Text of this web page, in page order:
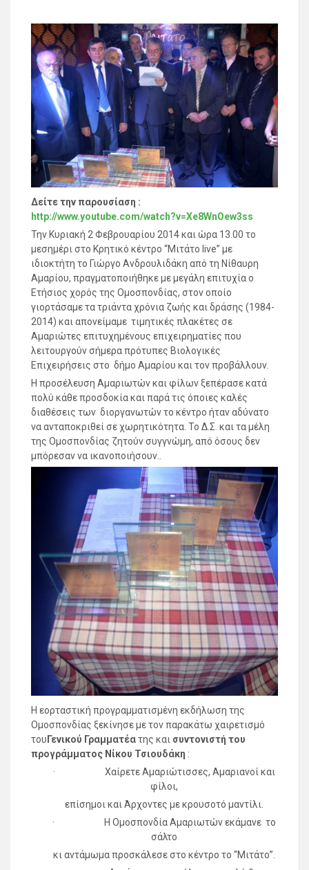
Δείτε την παρουσίαση :
http://www.youtube.com/watch?v=Xe8WnOew3ss
Την Κυριακή 2 Φεβρουαρίου 2014 και ώρα 13.00 το
μεσημέρι στο Κρητικό κέντρο “Μιτάτο live” με
ιδιοκτήτη το Γιώργο Ανδρουλιδάκη από τη Νίθαυρη
Αμαρίου, πραγματοποιήθηκε με μεγάλη επιτυχία ο
Ετήσιος χορός της Ομοσπονδίας, στον οποίο
γιορτάσαμε τα τριάντα χρόνια ζωής και δράσης (1984-
2014) και απονείμαμε τιμητικές πλακέτες σε
Αμαριώτες επιτυχημένους επιχειρηματίες που
λειτουργούν σήμερα πρότυπες Βιολογικές
Επιχειρήσεις στο δήμο Αμαρίου και τον προβάλλουν.
Η προσέλευση Αμαριωτών και φίλων ξεπέρασε κατά
πολύ κάθε προσδοκία και παρά τις όποιες καλές
διαθέσεις των διοργανωτών το κέντρο ήταν αδύνατο
να ανταποκριθεί σε χωρητικότητα. Το Δ.Σ. και τα μέλη
της Ομοσπονδίας ζητούν συγγνώμη, από όσους δεν
μπόρεσαν να ικανοποιήσουν..
Η εορταστική προγραμματισμένη εκδήλωση της
Ομοσπονδίας ξεκίνησε με τον παρακάτω χαιρετισμό
του Γενικού Γραμματέατης και συντονιστή του
προγράμματος Νίκου Τσιουδάκη :
· Χαίρετε Αμαριώτισσες, Αμαριανοί και
φίλοι,
επίσημοι και Άρχοντες με κρουσοτό μαντίλι.
· Η Ομοσπονδία Αμαριωτών εκάμανε το
σάλτο
κι αντάμωμα προσκάλεσε στο κέντρο το “Μιτάτο”.